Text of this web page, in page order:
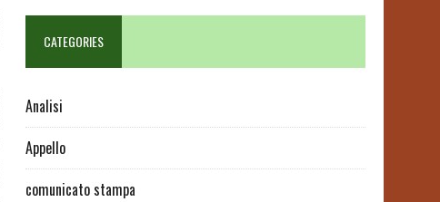
CATEGORIES
Analisi
Appello
comunicato stampa